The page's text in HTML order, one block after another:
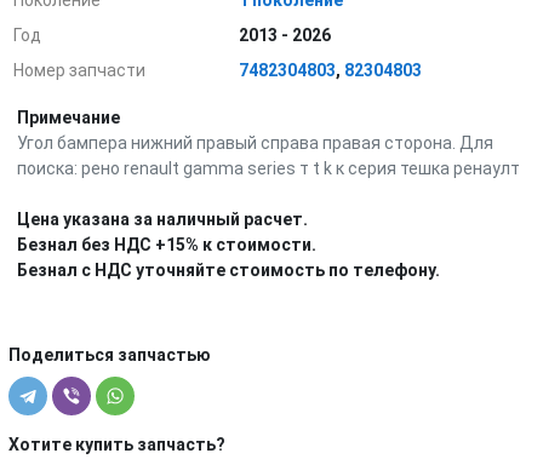
Год
2013 - 2026
Номер запчасти
7482304803, 82304803
Примечание
Угол бампера нижний правый справа правая сторона. Для
поиска: рено renault gamma series т t k к серия тешка ренаулт
Цена указана за наличный расчет.
Безнал без НДС +15% к стоимости.
Безнал с НДС уточняйте стоимость по телефону.
Поделиться запчастью
Хотите купить запчасть?